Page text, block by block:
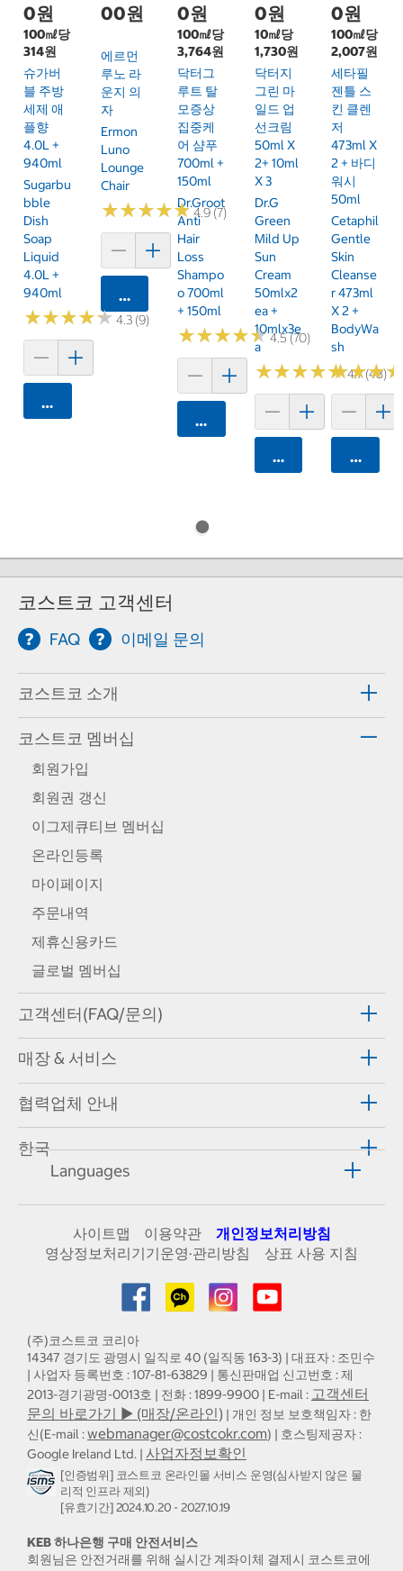
0원
100㎖당
314원
슈가버
블 주방
세제 애
플향
4.0L +
940ml
Sugarbu
Bble
Dish
Soap
Liquid
4.0L +
940ml
★★★★★
★★★★★4.3 (9)
카트에 담기
00원
에르먼
루노 라
운지 의
자
Ermon
Luno
Lounge
Chair
★★★★★
★★★★★4.9 (7)
카트에 담기
0원
100㎖당
3,764원
닥터그
루트 탈
모증상
집중케
어 샴푸
700ml +
150ml
Dr.Groot
Anti
Hair
Loss
Shampo
O 700ml
+ 150ml
★★★★★
★★★★★4.5 (70)
카트에 담기
0원
10㎖당
1,730원
닥터지
그린 마
일드 업
선크림
50ml X
2+ 10ml
X 3
Dr.G
Green
Mild Up
Sun
Cream
50mlx2
Ea +
10mlx3e
A
★★★★★
★★★★★4.7 (48)
카트에 담기
0원
100㎖당
2,007원
세타필
젠틀 스
킨 클렌
저
473ml X
2 + 바디
워시
50ml
Cetaphil
Gentle
Skin
Cleanse
R 473ml
X 2 +
BodyWa
Sh
★★★
★★★
카트에
코스트코 고객센터
FAQ 이메일 문의
코스트코 소개
코스트코 멤버십
회원가입
회원권 갱신
이그제큐티브 멤버십
온라인등록
마이페이지
주문내역
제휴신용카드
글로벌 멤버십
고객센터(FAQ/문의)
매장 & 서비스
협력업체 안내
한국
Languages
사이트맵 이용약관
개인정보처리방침
영상정보처리기기운영·관리방침
상표 사용 지침
(주)코스트코 코리아
14347 경기도 광명시 일직로 40 (일직동 163-3) | 대표자 : 조민수
| 사업자 등록번호 : 107-81-63829 | 통신판매업 신고번호 : 제
2013-경기광명-0013호 | 전화 : 1899-9900 | E-mail : 고객센터
문의 바로가기 ▶ (매장/온라인) | 개인 정보 보호책임자 : 한
신(E-mail :webmanager@costcokr.com) | 호스팅제공자 :
Google Ireland Ltd. | 사업자정보확인
[인증범위] 코스트코 온라인몰 서비스 운영(심사받지 않은 물
리적 인프라 제외)
[유효기간] 2024.10.20 - 2027.10.19
KEB 하나은행 구매 안전서비스
회원님은 안전거래를 위해 실시간 계좌이체 결제시 코스트코에